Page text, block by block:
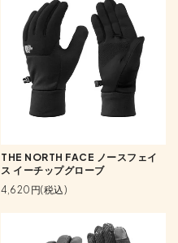
THE NORTH FACE ノースフェイ
ス イーチップグローブ
4,620円(税込)